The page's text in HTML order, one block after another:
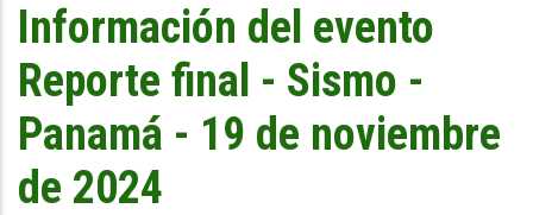
una
Cubierta
Panama-
-
Información del evento
Reporte final - Sismo -
Panamá - 19 de noviembre
de 2024